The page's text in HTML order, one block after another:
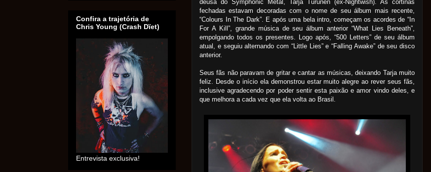
deusa do Symphonic Metal, Tarja Turunen (ex-Nightwish). As cortinas
fechadas estavam decoradas com o nome de seu álbum mais recente,
“Colours In The Dark”. E após uma bela intro, começam os acordes de “In
For A Kill”, grande música de seu álbum anterior “What Lies Beneath”,
empolgando todos os presentes. Logo após, “500 Letters” de seu álbum
atual, e seguiu alternando com “Little Lies” e “Falling Awake” de seu disco
anterior.
Seus fãs não paravam de gritar e cantar as músicas, deixando Tarja muito
feliz. Desde o início ela demonstrou estar muito alegre ao rever seus fãs,
inclusive agradecendo por poder sentir esta paixão e amor vindo deles, e
que melhora a cada vez que ela volta ao Brasil.
Confira a trajetória de
Chris Young (Crash Dïet)
Entrevista exclusiva!